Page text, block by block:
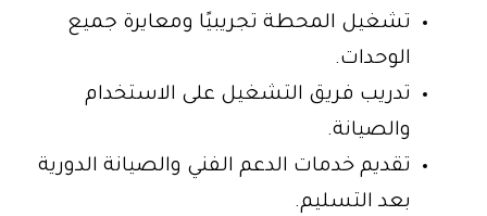
تشغيل المحطة تجريبيًا ومعايرة جميع
الوحدات.
تدريب فريق التشغيل على الاستخدام
والصيانة.
تقديم خدمات الدعم الفني والصيانة الدورية
بعد التسليم.